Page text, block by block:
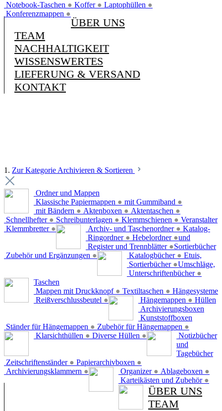
Notebook-Taschen ● Koffer ● Laptophüllen ●
Konferenzmappen ●
ÜBER UNS
TEAM
NACHHALTIGKEIT
WISSENSWERTES
LIEFERUNG & VERSAND
KONTAKT
1. Zur Kategorie Archivieren & Sortieren
Ordner und Mappen
Klassische Papiermappen ● mit Gummiband ●
mit Bändern ● Aktenboxen ● Aktentaschen ●
Schnellhefter ● Schreibunterlagen ● Klemmschienen ●
Klemmbretter ●
Veranstalter
Archiv- und Taschenordner ●
Ringordner ● Hebelordner ●
Register und Trennblätter ●
Zubehör und Ergänzungen ●
Katalog-
und
Sortierbücher
Katalogbücher ●
Sortierbücher ●
Unterschriftenbücher ●
Etuis,
Umschläge,
Taschen
Mappen mit Druckknopf ● Textiltaschen ●
Reißverschlussbeutel ●
Hängesysteme
Hängemappen ●
Ständer für Hängemappen ● Zubehör für Hängemappen ●
Hüllen
Klarsichthüllen ● Diverse Hüllen ●
Archivierungsboxen
Zeitschriftenständer ● Papierarchivboxen ●
Archivierungsklammern ●
Kunststoffboxen
Organizer ● Ablageboxen ●
Karteikästen und Zubehör ●
Notizbücher
und
Tagebücher
ÜBER UNS
TEAM